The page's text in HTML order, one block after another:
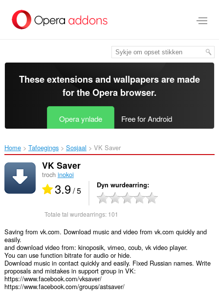
haad
These extensions and wallpapers are made
for theOpera browser.
Opera ynlade Free for Android
Home Tafoegings Sosjaal VK Saver‎
VK Saver
troch inokoi
3.9/ 5 Dyn wurdearring
Totale tal wurdearrings: 101
Saving from vk.com. Download music and video from vk.com quickly and
easily.
and download video from: kinoposik, vimeo, coub, vk video player.
You can use function bitrate for audio or hide.
Download music in contact quickly and easily. Fixed Russian names. Write
proposals and mistakes in support group in VK:
https://www.facebook.com/vksaver/
https://www.facebook.com/groups/astsaver/